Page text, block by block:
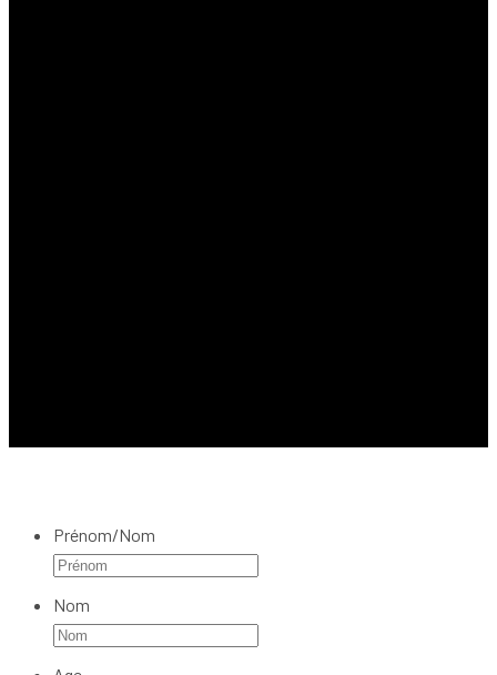
Prénom/Nom
Nom